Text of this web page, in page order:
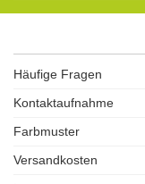
Häufige Fragen
Kontaktaufnahme
Farbmuster
Versandkosten